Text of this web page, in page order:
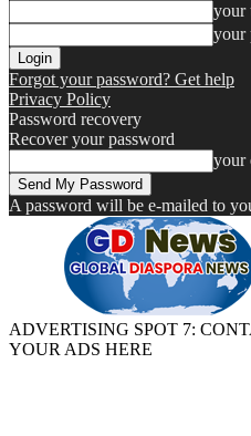
your
your
Forgot your password? Get help
Privacy Policy
Password recovery
Recover your password
your
A password will be e-mailed to
ADVERTISING SPOT 7:
YOUR ADS HERE